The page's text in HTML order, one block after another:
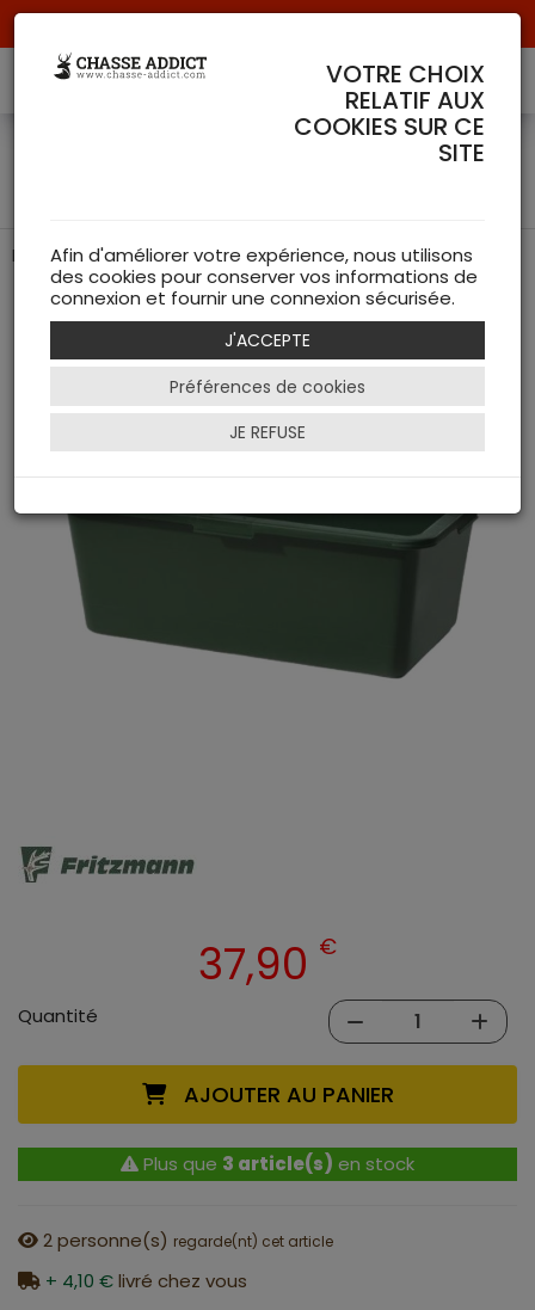
BAC A GIBIER FRITZMANN
Bac en plastique pour venaison
37,90 €
Quantité
AJOUTER AU PANIER
Plus que 3 article(s) en stock
2personne(s) regarde(nt) cet article
+ 4,10 €livré chez vous
VOTRE CHOIX
RELATIF AUX
COOKIES SUR CE
SITE
Afin d'améliorer votre expérience, nous utilisons
des cookies pour conserver vos informations de
connexion et fournir une connexion sécurisée.
J'ACCEPTE
Préférences de cookies
JE REFUSE